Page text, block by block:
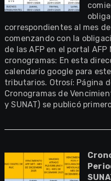
correspondientes al mes
comenzando con la
de las AFP en el portal
cronogramas: En esta
calendario google para
tributarios. Otrosí: Página
Cronogramas de
y SUNAT) se publicó